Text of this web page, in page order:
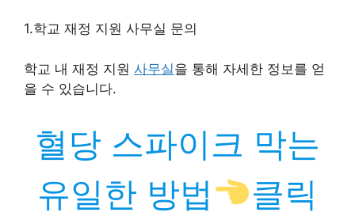
1.학교 재정 지원 사무실 문의
학교 내 재정 지원 사무실을 통해 자세한 정보를 얻
을 수 있습니다.
혈당 스파이크 막는
유일한 방법
클릭